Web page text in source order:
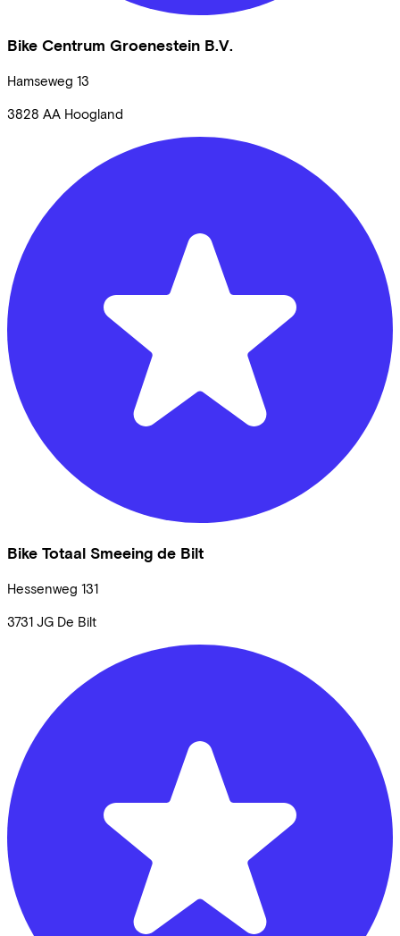
Bike Centrum Groenestein B.V.
Hamseweg 13
3828 AA Hoogland
Bike Totaal Smeeing de Bilt
Hessenweg 131
3731 JG De Bilt